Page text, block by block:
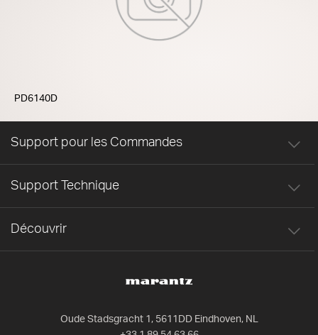
PD6140D
Oude Stadsgracht 1, 5611DD Eindhoven, NL
Support pour les Commandes
Support Technique
Découvrir